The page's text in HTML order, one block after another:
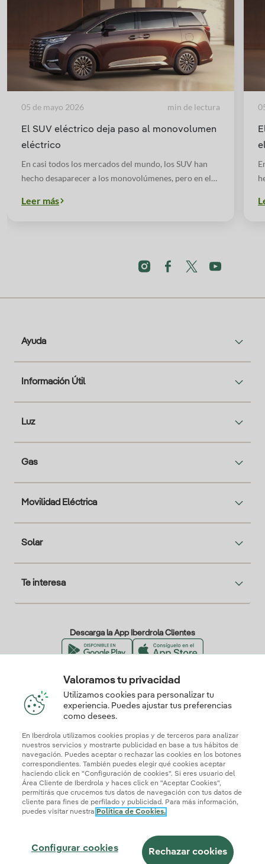
El SUV eléctrico deja paso al monovolumen
eléctrico
En casi todos los mercados del mundo, los SUV han
hecho desaparecer a los monovolúmenes, pero en el
cuenta: las baterías.
05 de mayo 2026 min de lectura
Leer más
Ayuda
Información Útil
Luz
Gas
Movilidad Eléctrica
Solar
Te interesa
Descarga la App Iberdrola Clientes
Nuestros certificados de confianza
Mapa webInformación legal y Política de cookies
Seguridad de la informaciónAccesibilidad
¿Cómo ser colaborador?
Transparencia IAIberdrola.com
Valoramos tu privacidad
Utilizamos cookies para personalizar tu
experiencia. Puedes ajustar tus preferencias
como desees.
En Iberdrola utilizamos cookies propias y de terceros para analizar
nuestros servicios y mostrarte publicidad en base a tus hábitos de
navegación. Puedes aceptar o rechazar las cookies en los botones
correspondientes. También puedes elegir qué cookies aceptar
haciendo click en "Configuración de cookies". Si eres usuario del
Área Cliente de Iberdrola y haces click en "Aceptar Cookies",
permitirás que crucemos tus datos de navegación con tus datos de
cliente para fines de perfilado y publicidad. Para más información,
puedes visitar nuestra Política de Cookies.
Configurar cookies Rechazar cookies